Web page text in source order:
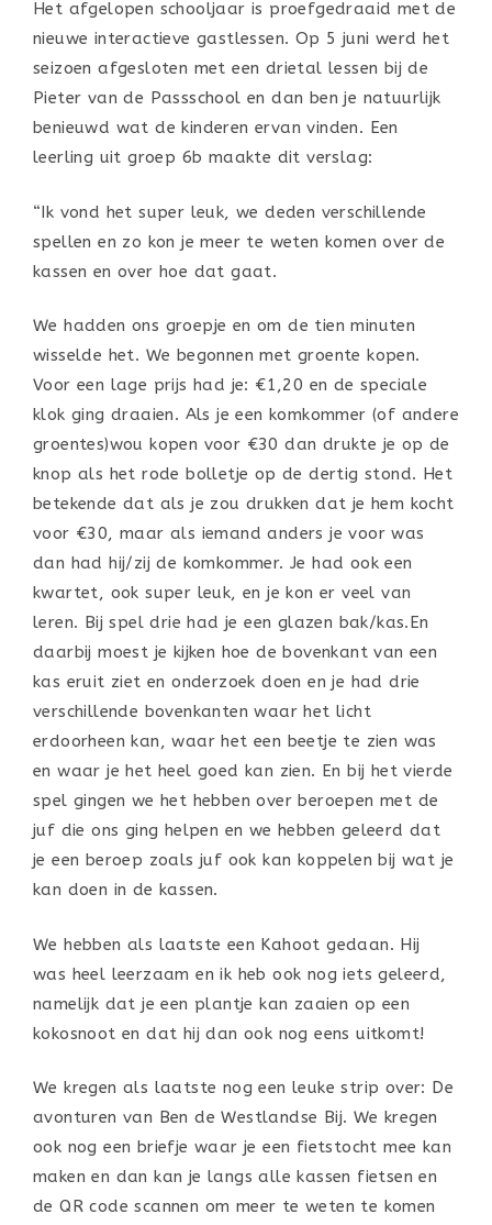
Het afgelopen schooljaar is proefgedraaid met de
nieuwe interactieve gastlessen. Op 5 juni werd het
seizoen afgesloten met een drietal lessen bij de
Pieter van de Passschool en dan ben je natuurlijk
benieuwd wat de kinderen ervan vinden. Een
leerling uit groep 6b maakte dit verslag:
“Ik vond het super leuk, we deden verschillende
spellen en zo kon je meer te weten komen over de
kassen en over hoe dat gaat.
We hadden ons groepje en om de tien minuten
wisselde het. We begonnen met groente kopen.
Voor een lage prijs had je: €1,20 en de speciale
klok ging draaien. Als je een komkommer (of andere
groentes)wou kopen voor €30 dan drukte je op de
knop als het rode bolletje op de dertig stond. Het
betekende dat als je zou drukken dat je hem kocht
voor €30, maar als iemand anders je voor was
dan had hij/zij de komkommer. Je had ook een
kwartet, ook super leuk, en je kon er veel van
leren. Bij spel drie had je een glazen bak/kas.En
daarbij moest je kijken hoe de bovenkant van een
kas eruit ziet en onderzoek doen en je had drie
verschillende bovenkanten waar het licht
erdoorheen kan, waar het een beetje te zien was
en waar je het heel goed kan zien. En bij het vierde
spel gingen we het hebben over beroepen met de
juf die ons ging helpen en we hebben geleerd dat
je een beroep zoals juf ook kan koppelen bij wat je
kan doen in de kassen.
We hebben als laatste een Kahoot gedaan. Hij
was heel leerzaam en ik heb ook nog iets geleerd,
namelijk dat je een plantje kan zaaien op een
kokosnoot en dat hij dan ook nog eens uitkomt!
We kregen als laatste nog een leuke strip over: De
avonturen van Ben de Westlandse Bij. We kregen
ook nog een briefje waar je een fietstocht mee kan
maken en dan kan je langs alle kassen fietsen en
de QR code scannen om meer te weten te komen